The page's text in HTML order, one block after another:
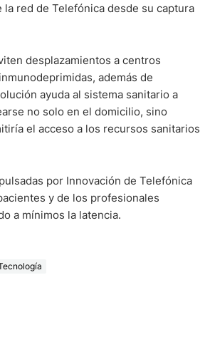
red de Telefónica desde su captura
desplazamientos a centros
además de
ayuda al sistema sanitario a
no solo en el domicilio, sino
el acceso a los recursos sanitarios
por Innovación de Telefónica
y de los profesionales
a mínimos la latencia.